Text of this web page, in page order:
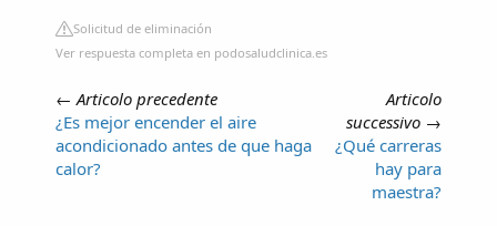
Solicitud de eliminación
Ver respuesta completa en podosaludclinica.es
← Articolo precedente
¿Es mejor encender el aire
acondicionado antes de que haga
calor?
Articolo
successivo →
¿Qué carreras
hay para
maestra?